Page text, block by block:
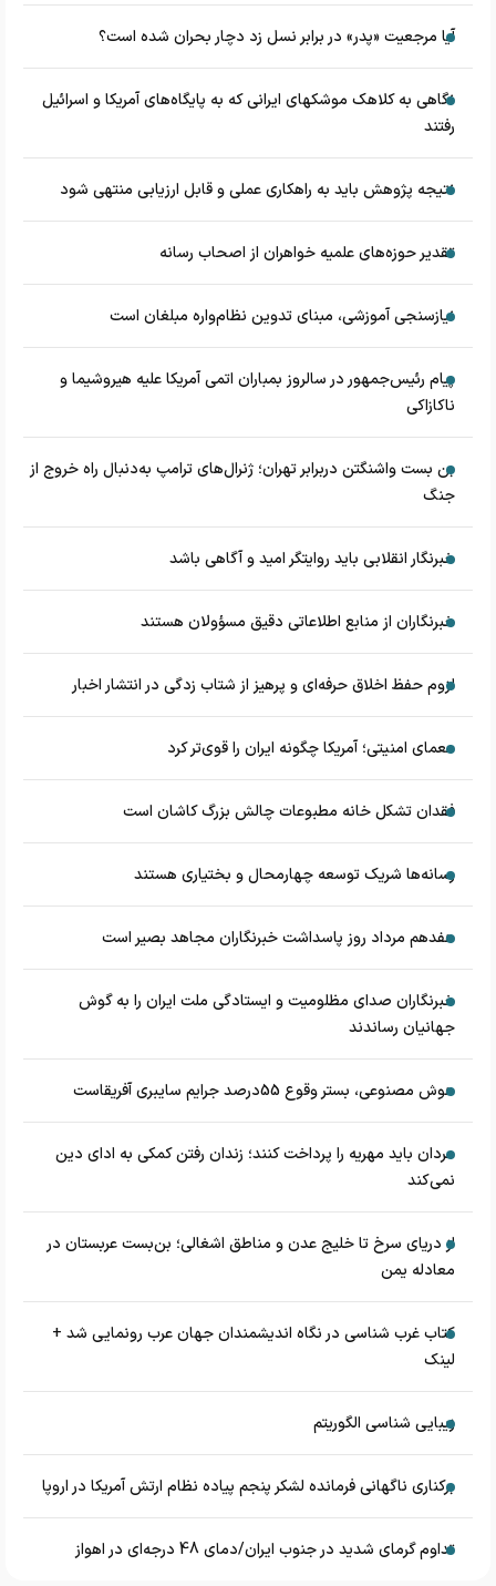
آیا مرجعیت «پدر» در برابر نسل زد دچار بحران شده است؟
نگاهی به کلاهک‎ موشک‎های ایرانی که به پایگاه‌های آمریکا و اسرائیل
رفتند
نتیجه پژوهش باید به راهکاری عملی و قابل ارزیابی منتهی شود
تقدیر حوزه‌های علمیه خواهران از اصحاب رسانه
نیازسنجی آموزشی، مبنای تدوین نظام‌واره مبلغان است
پیام رئیس‌جمهور در سالروز بمباران اتمی آمریکا علیه هیروشیما و
ناکازاکی
بن بست واشنگتن دربرابر تهران؛ ژنرال‌های ترامپ به‌دنبال راه خروج از
جنگ
خبرنگار انقلابی باید روایتگر امید و آگاهی باشد
خبرنگاران از منابع اطلاعاتی دقیق مسؤولان هستند
لزوم حفظ اخلاق حرفه‌ای و پرهیز از شتاب زدگی در انتشار اخبار
معمای امنیتی؛ آمریکا چگونه ایران را قوی‌تر کرد
فقدان تشکل خانه مطبوعات چالش بزرگ کاشان است
رسانه‌ها شریک توسعه چهارمحال و بختیاری هستند
هفدهم مرداد روز پاسداشت خبرنگاران مجاهد بصیر است
خبرنگاران صدای مظلومیت و ایستادگی ملت ایران را به گوش
جهانیان رساندند
هوش مصنوعی، بستر وقوع 55درصد جرایم سایبری آفریقاست
مردان باید مهریه را پرداخت کنند؛ زندان رفتن کمکی به ادای دین
نمی‌کند
از دریای سرخ تا خلیج عدن و مناطق اشغالی؛ بن‌بست عربستان در
معادله یمن
کتاب غرب شناسی در نگاه اندیشمندان جهان عرب رونمایی شد +
لینک
زیبایی شناسی الگوریتم
برکناری ناگهانی فرمانده لشکر پنجم پیاده‌ نظام ارتش آمریکا در اروپا
تداوم گرمای شدید در جنوب ایران/دمای 48 درجه‌ای در اهواز